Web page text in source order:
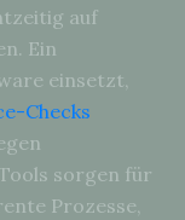
auf
Ein
einsetzt,
Checks
sorgen für
Prozesse,